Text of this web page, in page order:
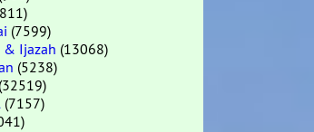
(7599)
& Ijazah (13068)
(5238)
(32519)
(7157)